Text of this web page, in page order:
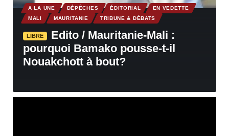
A LA UNE DÉPÊCHES ÉDITORIAL
EN VEDETTE
MALI
MAURITANIE TRIBUNE & DÉBATS
LIBRE
Edito / Mauritanie-Mali :
pourquoi Bamako pousse-t-il
Nouakchott à bout?